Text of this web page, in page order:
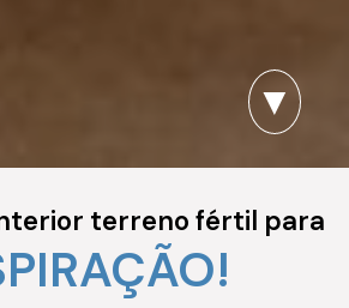
▼
terreno fértil para